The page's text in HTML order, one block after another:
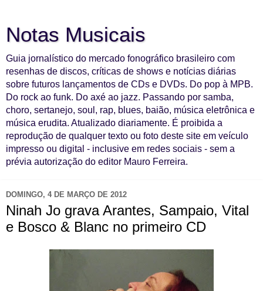
Notas Musicais
Guia jornalístico do mercado fonográfico brasileiro com
resenhas de discos, críticas de shows e notícias diárias
sobre futuros lançamentos de CDs e DVDs. Do pop à MPB.
Do rock ao funk. Do axé ao jazz. Passando por samba,
choro, sertanejo, soul, rap, blues, baião, música eletrônica e
música erudita. Atualizado diariamente. É proibida a
reprodução de qualquer texto ou foto deste site em veículo
impresso ou digital - inclusive em redes sociais - sem a
prévia autorização do editor Mauro Ferreira.
DOMINGO, 4 DE MARÇO DE 2012
Ninah Jo grava Arantes, Sampaio, Vital
e Bosco & Blanc no primeiro CD